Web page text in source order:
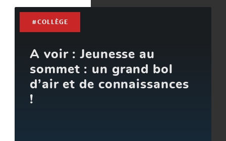
#COLLÈGE
A voir : Jeunesse au
sommet : un grand bol
d’air et de connaissances
!